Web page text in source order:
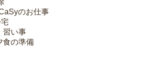
のお仕事
い事
の準備